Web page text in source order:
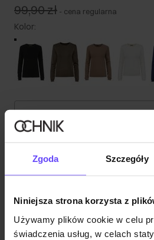
Zgoda Szczegóły
Niniejsza strona korzysta z
Używamy plików cookie w celu
świadczenia usług, w celach
99,90 zł - cena regularna
Kolor:
Nasza modelka ma 174 cm
Wysyłka w 1 dzień roboczy
Opis produktu
Skład